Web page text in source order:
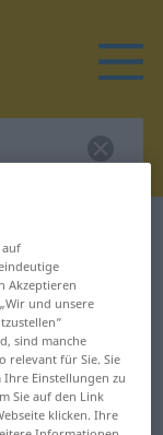
Akzeptieren
und unsere
sind manche
relevant für Sie. Sie
Einstellungen zu
Sie auf den Link
klicken. Ihre